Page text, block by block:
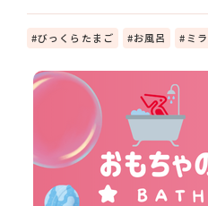
びっくらたまご お風呂 ミ